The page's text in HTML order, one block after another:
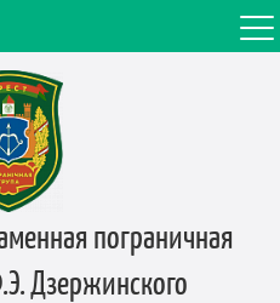
пограничная
Дзержинского